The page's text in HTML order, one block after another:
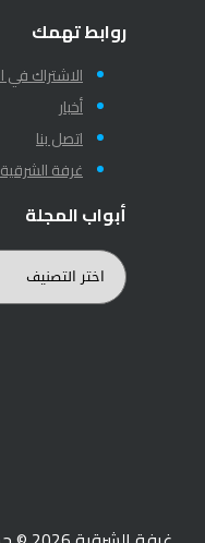
روابط تهمك
الاشتراك في
أخبار
اتصل بنا
غرفة الشرقية
أبواب المجلة
أبواب
المجلة